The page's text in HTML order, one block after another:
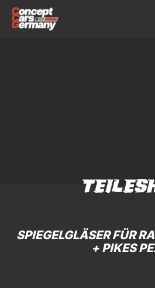
SPIEGELGLÄSER FÜR
+ PIKES